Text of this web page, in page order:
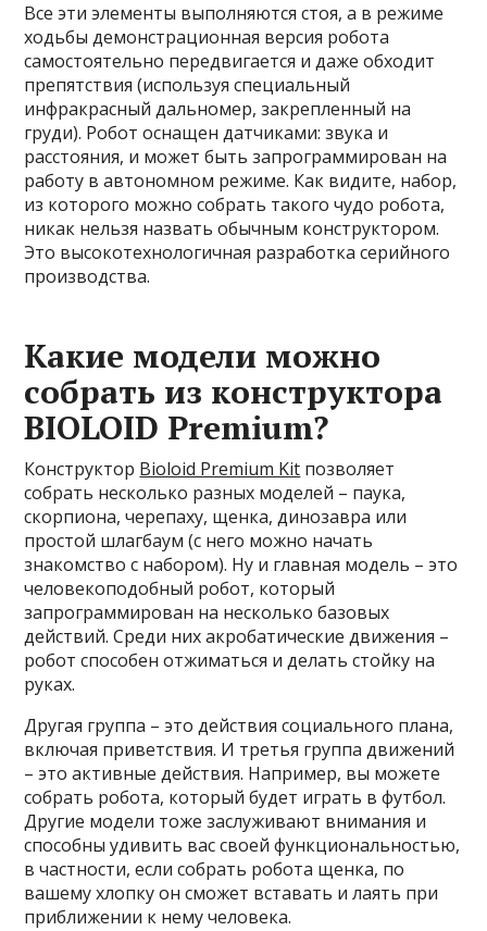
Все эти элементы выполняются стоя, а в режиме
ходьбы демонстрационная версия робота
самостоятельно передвигается и даже обходит
препятствия (используя специальный
инфракрасный дальномер, закрепленный на
груди). Робот оснащен датчиками: звука и
расстояния, и может быть запрограммирован на
работу в автономном режиме. Как видите, набор,
из которого можно собрать такого чудо робота,
никак нельзя назвать обычным конструктором.
Это высокотехнологичная разработка серийного
производства.
Какие модели можно
собрать из конструктора
BIOLOID Premium?
Конструктор Bioloid Premium Kit позволяет
собрать несколько разных моделей – паука,
скорпиона, черепаху, щенка, динозавра или
простой шлагбаум (с него можно начать
знакомство с набором). Ну и главная модель – это
человекоподобный робот, который
запрограммирован на несколько базовых
действий. Среди них акробатические движения –
робот способен отжиматься и делать стойку на
руках.
Другая группа – это действия социального плана,
включая приветствия. И третья группа движений
– это активные действия. Например, вы можете
собрать робота, который будет играть в футбол.
Другие модели тоже заслуживают внимания и
способны удивить вас своей функциональностью,
в частности, если собрать робота щенка, по
вашему хлопку он сможет вставать и лаять при
приближении к нему человека.